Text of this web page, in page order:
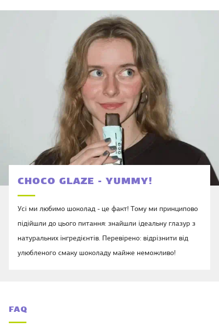
CHOCO GLAZE - YUMMY!
Усі ми любимо шоколад - це факт! Тому ми принципово
підійшли до цього питання: знайшли ідеальну глазур з
натуральних інгредієнтів. Перевірено: відрізнити від
улюбленого смаку шоколаду майже неможливо!
FAQ